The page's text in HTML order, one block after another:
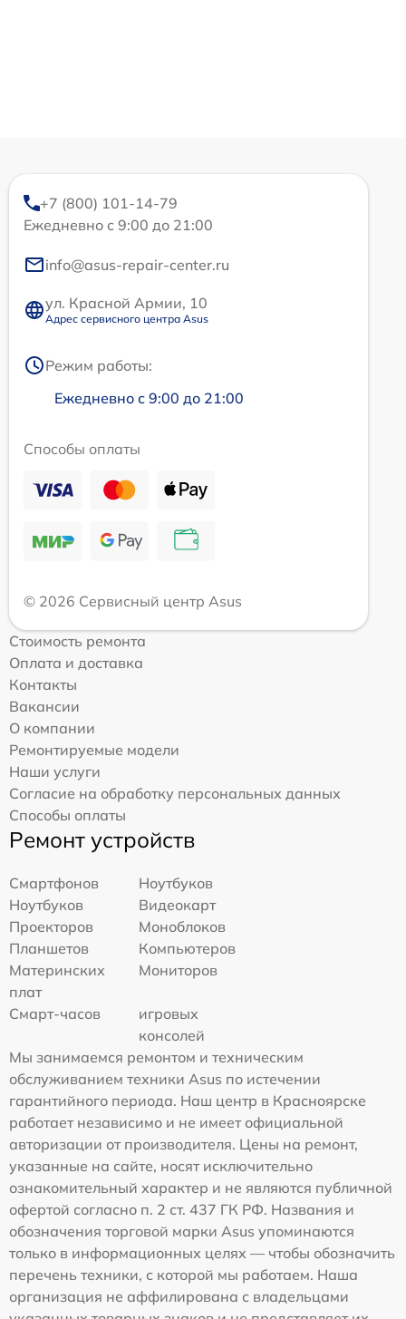
+7 (800) 101-14-79
Ежедневно с 9:00 до 21:00
info@asus-repair-center.ru
ул. Красной Армии, 10
Адрес сервисного центра Asus
Режим работы:
Ежедневно с 9:00 до 21:00
Способы оплаты
© 2026 Сервисный центр Asus
Стоимость ремонта
Оплата и доставка
Контакты
Вакансии
О компании
Ремонтируемые модели
Наши услуги
Согласие на обработку персональных данных
Способы оплаты
Ремонт устройств
Смартфонов
Ноутбуков
Ноутбуков
Видеокарт
Проекторов
Моноблоков
Планшетов
Компьютеров
Материнских
плат
Мониторов
Смарт-часов
игровых
консолей
Мы занимаемся ремонтом и техническим
обслуживанием техники Asus по истечении
гарантийного периода. Наш центр в Красноярске
работает независимо и не имеет официальной
авторизации от производителя. Цены на ремонт,
указанные на сайте, носят исключительно
ознакомительный характер и не являются публичной
офертой согласно п. 2 ст. 437 ГК РФ. Названия и
обозначения торговой марки Asus упоминаются
только в информационных целях — чтобы обозначить
перечень техники, с которой мы работаем. Наша
организация не аффилирована с владельцами